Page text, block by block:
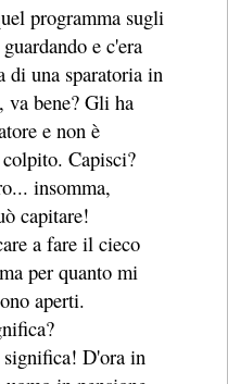
programma sugli
e c'era
di una sparatoria in
bene? Gli ha
e non è
Capisci?
insomma,
capitare!
a fare il cieco
per quanto mi
aperti.
D'ora in